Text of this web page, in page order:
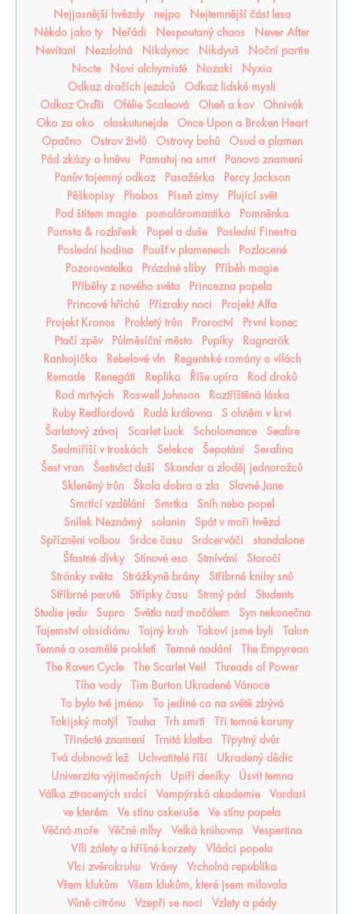
Nejjasnější hvězdy
nejpo
Nejtemnější část lesa
Někdo jako ty
Neřádi Nespoutaný chaos
Never After
Nevítaní
Nezdolná Nikdynoc Nikdyuš
Noční partie
Nocte
Noví alchymisté Nozaki
Nyxia
Odkaz dračích jezdců
Odkaz lidské mysli
Odkaz Orďši
Ofélie Scaleová Oheň a kov
Ohnivák
Oko za oko
olaskutunejde
Once Upon a Broken Heart
Opačno
Ostrov živlů Ostrovy bohů
Osud a plamen
Pád zkázy a hněvu
Pamatuj na smrt
Panovo znamení
Panův tajemný odkaz
Pasažérka
Percy Jackson
Pěškopisy
Phobos Píseň zimy
Plující svět
Pod štítem magie
pomaláromantika
Pomněnka
Pomsta & rozbřesk
Popel a duše
Poslední Finestra
Poslední hodina
Poušť v plamenech
Pozlacené
Pozorovatelka
Prázdné sliby
Příběh magie
Příběhy z nového světa
Princezna popela
Princové hříchů
Přízraky noci
Projekt Alfa
Projekt Kronos
Prokletý trůn Proroctví
První konec
Ptačí zpěv
Půlměsíční město Pupíky
Ragnarök
Ranhojička
Rebelové vln
Regentské romány o vílách
Remade
Renegáti Replika Říše upíra
Rod draků
Rod mrtvých
Roswell Johnson
Roztříštěná láska
Ruby Redfordová
Rudá královna
S ohněm v krvi
Šarlatový závoj
Scarlet Luck Scholomance
Seafire
Sedmiříší v troskách
Selekce Šepotání
Serafina
Šest vran
Šestnáct duší
Skandar a zloděj jednorožců
Skleněný trůn
Škola dobra a zla
Slavné Jane
Smrtící vzdělání
Smrtka
Sníh nebo popel
Snílek Neznámý
solanin
Spát v moři hvězd
Spřízněni volbou
Srdce času Srdcerváči
standalone
Šťastné dívky
Stínové eso Stmívání
Storočí
Stránky světa
Strážkyně brány
Stříbrné knihy snů
Stříbrné perutě
Střípky času Strmý pád
Students
Studie jedu
Supro Světla nad močálem
Syn nekonečna
Tajemství obsidiánu
Tajný kruh Takoví jsme byli
Talon
Temné a osamělé prokletí
Temné nadání
The Empyrean
The Raven Cycle
The Scarlet Veil
Threads of Power
Tíha vody
Tim Burton Ukradené Vánoce
To bylo tvé jméno
To jediné co na světě zbývá
Tokijský motýl
Touha Trh smrti
Tři temné koruny
Třinácté znamení
Trnitá kletba
Třpytný dvůr
Tvá dubnová lež
Uchvatitelé říší
Ukradený dědic
Univerzita výjimečných
Upíří deníky
Úsvit temna
Válka ztracených srdcí
Vampýrská akademie
Vardari
ve kterém
Ve stínu oskeruše
Ve stínu popela
Věčná moře
Věčné mlhy Velká knihovna
Vespertina
Vílí zálety a hříšné korzety
Vládci popela
Vlci zvěrokruhu
Vrány
Vrcholná republika
Všem klukům
Všem klukům, které jsem milovala
Vůně citrónu
Vzepři se noci
Vzlety a pády